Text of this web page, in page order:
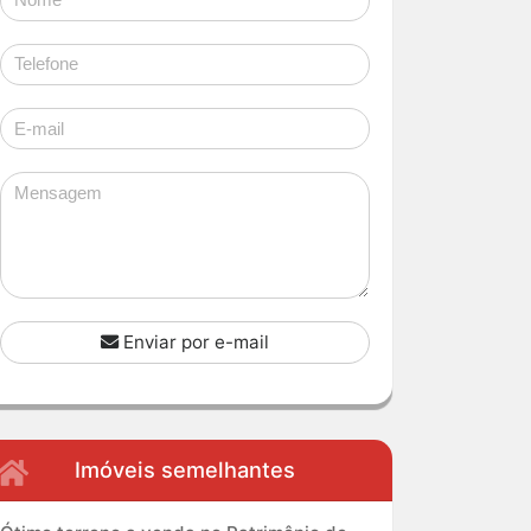
Enviar por e-mail
Imóveis semelhantes